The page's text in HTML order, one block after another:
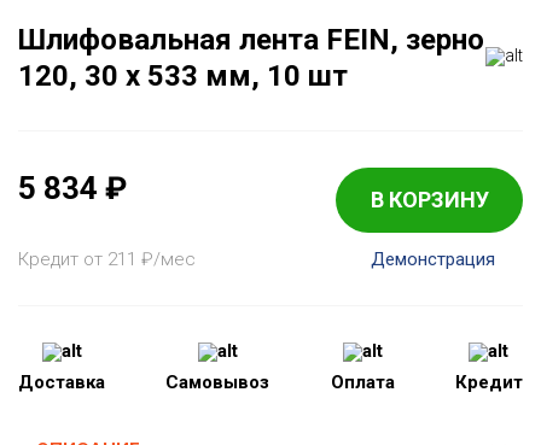
Шлифовальная лента FEIN, зерно
120, 30 x 533 мм, 10 шт
5 834 ₽ В КОРЗИНУ
Кредит от 211 ₽/мес Демонстрация
Доставка Самовывоз Оплата Кредит